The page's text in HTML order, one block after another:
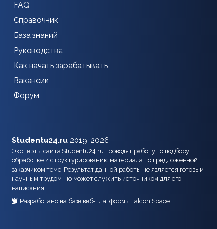
FAQ
Справочник
База знаний
Руководства
Как начать зарабатывать
Вакансии
Форум
Studentu24.ru 2019-2026
Эксперты сайта Studentu24.ru проводят работу по подбору,
обработке и структурированию материала по предложенной
заказчиком теме. Результат данной работы не является готовым
научным трудом, но может служить источником для его
написания.
Разработано на базе веб-платформы Falcon Space